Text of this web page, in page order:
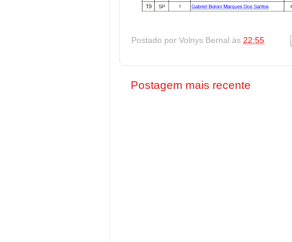
Postado por Volnys Bernal às 22:55
Postagem mais recente